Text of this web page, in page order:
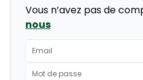
Vous n’avez pas de
nous